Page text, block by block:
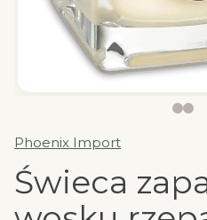
Phoenix Import
Świeca